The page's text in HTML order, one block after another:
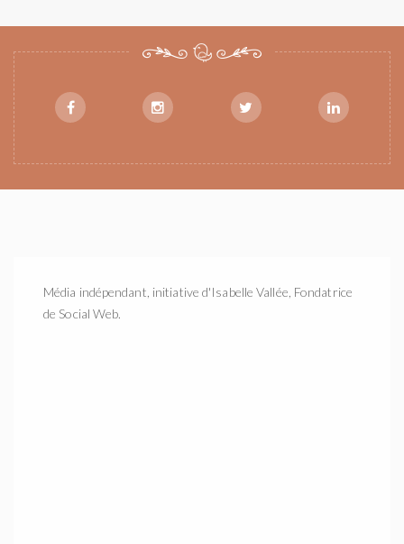
Média indépendant, initiative d'Isabelle Vallée, Fondatrice
de Social Web.